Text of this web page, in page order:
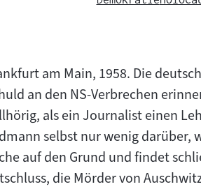
am Main, 1958. Die
an den NS-Verbrechen
als ein Journalist einen
selbst nur wenig darüber,
auf den Grund und findet
die Mörder von